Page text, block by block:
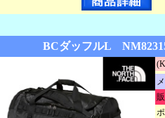
BCダッフルL